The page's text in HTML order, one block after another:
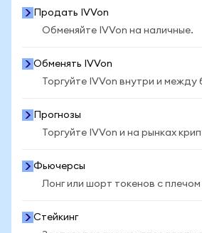
Продать IVVon
Обменяйте IVVon на наличные.
Обменять IVVon
Торгуйте IVVon внутри и между
Прогнозы
Торгуйте IVVon и на рынках
Фьючерсы
Лонг или шорт токенов с
Стейкинг